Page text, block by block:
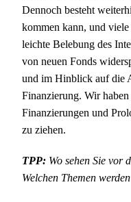
Dennoch besteht
kommen kann, und
leichte Belebung des
von neuen Fonds
und im Hinblick auf die
Finanzierung. Wir
Finanzierungen und
zu ziehen.
TPP: Wo sehen Sie vor
Welchen Themen